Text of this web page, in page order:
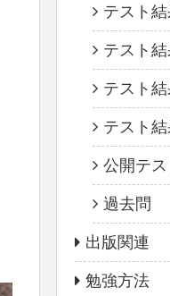
テスト
テスト
テスト
テスト
公開テス
過去問
出版関連
勉強方法